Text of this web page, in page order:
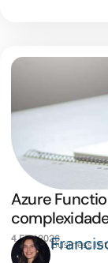
Azure
4 FEV 2026Business